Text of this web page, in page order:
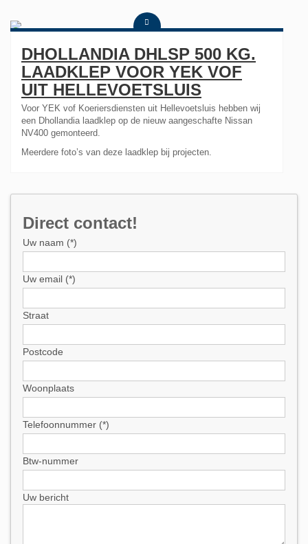
DHOLLANDIA DHLSP 500 KG.
LAADKLEP VOOR YEK VOF
UIT HELLEVOETSLUIS
Voor YEK vof Koeriersdiensten uit Hellevoetsluis hebben wij
een Dhollandia laadklep op de nieuw aangeschafte Nissan
NV400 gemonteerd.
Meerdere foto’s van deze laadklep bij projecten.
Direct contact!
Uw naam (*)
Uw email (*)
Straat
Postcode
Woonplaats
Telefoonnummer (*)
Btw-nummer
Uw bericht